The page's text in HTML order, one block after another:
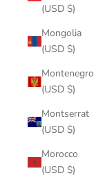
(USD $)
Mongolia
(USD $)
Montenegro
(USD $)
Montserrat
(USD $)
Morocco
(USD $)